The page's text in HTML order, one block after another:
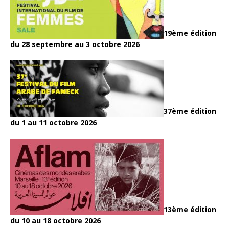
19ème édition
du 28 septembre au 3 octobre 2026
37ème édition
du 1 au 11 octobre 2026
13ème édition
du 10 au 18 octobre 2026